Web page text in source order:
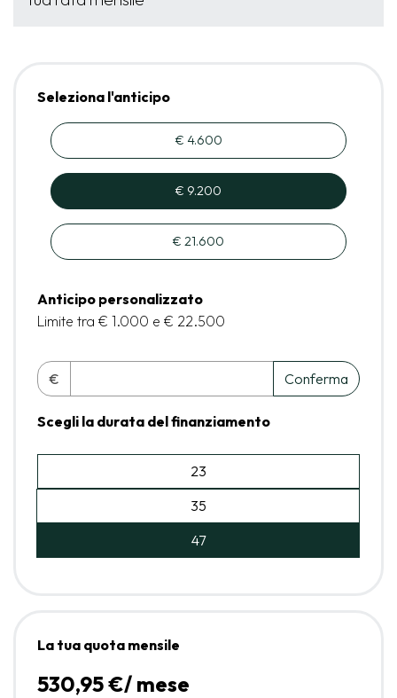
Seleziona l'anticipo
€ 4.600
€ 9.200
€ 21.600
Anticipo personalizzato
Limite tra € 1.000 e € 22.500
€ Conferma
Scegli la durata del finanziamento
23
35
47
La tua quota mensile
530,95 €/ mese